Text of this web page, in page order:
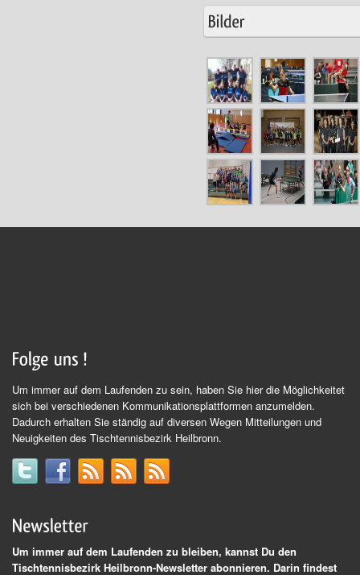
Um immer auf dem Laufenden zu sein, haben Sie hier die Möglichkeitet
sich bei verschiedenen Kommunikationsplattformen anzumelden.
Dadurch erhalten Sie ständig auf diversen Wegen Mitteilungen und
Neuigkeiten des Tischtennisbezirk Heilbronn.
Um immer auf dem Laufenden zu bleiben, kannst Du den
Tischtennisbezirk Heilbronn-Newsletter abonnieren. Darin findest